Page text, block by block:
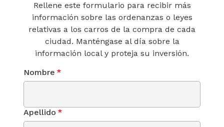
Rellene este formulario para recibir más
información sobre las ordenanzas o leyes
relativas a los carros de la compra de cada
ciudad. Manténgase al día sobre la
información local y proteja su inversión.
Nombre *
Apellido *